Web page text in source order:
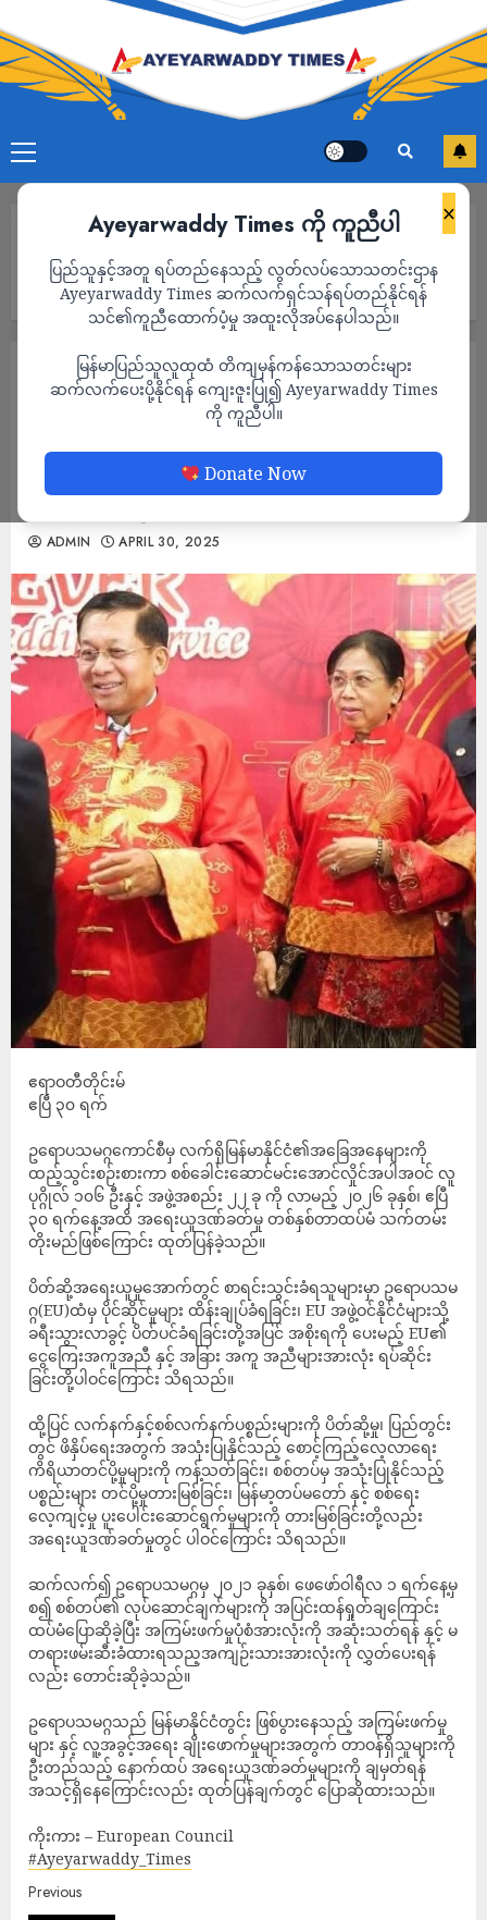
×
Ayeyarwaddy Times ကို ကူညီပါ
ပြည်သူနှင့်အတူ ရပ်တည်နေသည့် လွတ်လပ်သောသတင်းဌာန
Ayeyarwaddy Times ဆက်လက်ရှင်သန်ရပ်တည်နိုင်ရန်
သင်၏ကူညီထောက်ပံ့မှု အထူးလိုအပ်နေပါသည်။
မြန်မာပြည်သူလူထုထံ တိကျမှန်ကန်သောသတင်းများ
ဆက်လက်ပေးပို့နိုင်ရန် ကျေးဇူးပြု၍ Ayeyarwaddy Times
ကို ကူညီပါ။
Donate Now
အစည်း ၂၂ ခု ကို ဥရောပသမဂ္ဂ၏ အရေးယူဒဏ်ခတ်မှု ထပ်မံ
သက်တမ်းတိုး
စစ်ခေါင်းဆောင် မင်းအောင်လှိုင်အပါအဝင် လူ
ပုဂ္ဂိုလ် ၁၀၆ ဦးနှင့် အဖွဲ့အစည်း ၂၂ ခု ကို ဥရော
ပသမဂ္ဂ၏ အရေးယူဒဏ်ခတ်မှု ထပ်မံ
သက်တမ်းတိုး
ADMIN APRIL 30, 2025
ဧရာဝတီတိုင်းမ်
ဧပြီ ၃၀ ရက်
ဥရောပသမဂ္ဂကောင်စီမှ လက်ရှိမြန်မာနိုင်ငံ၏အခြေအနေများကို
ထည့်သွင်းစဉ်းစားကာ စစ်ခေါင်းဆောင်မင်းအောင်လှိုင်အပါအဝင် လူ
ပုဂ္ဂိုလ် ၁၀၆ ဦးနှင့် အဖွဲ့အစည်း ၂၂ ခု ကို လာမည့် ၂၀၂၆ ခုနှစ်၊ ဧပြီ
၃၀ ရက်နေ့အထိ အရေးယူဒဏ်ခတ်မှု တစ်နှစ်တာထပ်မံ သက်တမ်း
တိုးမည်ဖြစ်ကြောင်း ထုတ်ပြန်ခဲ့သည်။
ပိတ်ဆို့အရေးယူမှုအောက်တွင် စာရင်းသွင်းခံရသူများမှာ ဥရောပသမ
ဂ္ဂ(EU)ထံမှ ပိုင်ဆိုင်မှုများ ထိန်းချုပ်ခံရခြင်း၊ EU အဖွဲ့ဝင်နိုင်ငံများသို့
ခရီးသွားလာခွင့် ပိတ်ပင်ခံရခြင်းတို့အပြင် အစိုးရကို ပေးမည့် EU၏
ငွေကြေးအကူအညီ နှင့် အခြား အကူ အညီများအားလုံး ရပ်ဆိုင်း
ခြင်းတို့ပါဝင်ကြောင်း သိရသည်။
ထို့ပြင် လက်နက်နှင့်စစ်လက်နက်ပစ္စည်းများကို ပိတ်ဆို့မှု၊ ပြည်တွင်း
တွင် ဖိနှိပ်ရေးအတွက် အသုံးပြုနိုင်သည့် စောင့်ကြည့်လေ့လာရေး
ကိရိယာတင်ပို့မှုများကို ကန့်သတ်ခြင်း၊ စစ်တပ်မှ အသုံးပြုနိုင်‌သည့်
ပစ္စည်းများ တင်ပို့မှုတားမြစ်ခြင်း၊ မြန်မာ့တပ်မတော် နှင့် စစ်ရေး
လေ့ကျင့်မှု ပူးပေါင်းဆောင်ရွက်မှုများကို တားမြစ်ခြင်းတို့လည်း
အရေးယူဒဏ်ခတ်မှုတွင် ပါဝင်ကြောင်း သိရသည်။
ဆက်လက်၍ ဥရောပသမဂ္ဂမှ ၂၀၂၁ ခုနှစ်၊ ဖေဖော်ဝါရီလ ၁ ရက်နေ့မှ
စ၍ စစ်တပ်၏ လုပ်ဆောင်ချက်များကို အပြင်းထန်ရှုတ်ချကြောင်း
ထပ်မံပြောဆိုခဲ့ပြီး အကြမ်းဖက်မှုပုံစံအားလုံးကို အဆုံးသတ်ရန် နှင့် မ
တရားဖမ်းဆီးခံထားရသည့အကျဉ်းသားအားလုံးကို လွှတ်ပေးရန်
လည်း တောင်းဆိုခဲ့သည်။
ဥရောပသမဂ္ဂသည် မြန်မာနိုင်ငံတွင်း ဖြစ်ပွားနေသည့် အကြမ်းဖက်မှု
များ နှင့် လူ့အခွင့်အရေး ချိုးဖောက်မှုများအတွက် တာဝန်ရှိသူများကို
ဦးတည်သည့် နောက်ထပ် အရေးယူဒဏ်ခတ်မှုများကို ချမှတ်ရန်
အသင့်ရှိ‌နေကြောင်းလည်း ထုတ်ပြန်ချက်တွင် ပြောဆိုထားသည်။
ကိုးကား – European Council
#Ayeyarwaddy_Times
Previous